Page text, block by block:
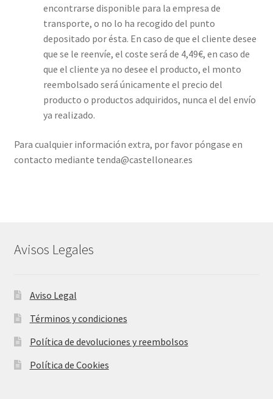
encontrarse disponible para la empresa de
transporte, o no lo ha recogido del punto
depositado por ésta. En caso de que el cliente desee
que se le reenvíe, el coste será de 4,49€, en caso de
que el cliente ya no desee el producto, el monto
reembolsado será únicamente el precio del
producto o productos adquiridos, nunca el del envío
ya realizado.
Para cualquier información extra, por favor póngase en
contacto mediante tenda@castellonear.es
Avisos Legales
Aviso Legal
Términos y condiciones
Política de devoluciones y reembolsos
Política de Cookies